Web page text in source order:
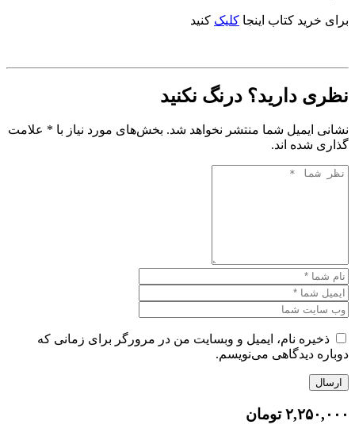
برای خرید کتاب اینجا کلیک کنید
نظری دارید؟ درنگ نکنید
نشانی ایمیل شما منتشر نخواهد شد. بخش‌های مورد نیاز با * علامت
گذاری شده اند.
ذخیره نام، ایمیل و وبسایت من در مرورگر برای زمانی که
دوباره دیدگاهی می‌نویسم.
ارسال
۲,۲۵۰,۰۰۰ تومان